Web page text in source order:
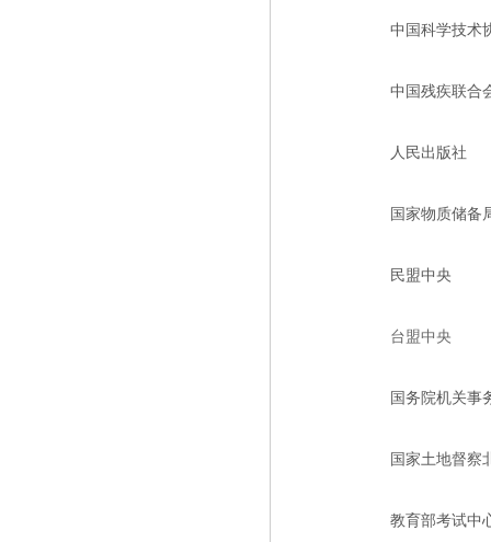
中国科学技术
中国残疾联合
人民出版社
国家物质储备
民盟中央
台盟中央
国务院机关事
国家土地督察
教育部考试中